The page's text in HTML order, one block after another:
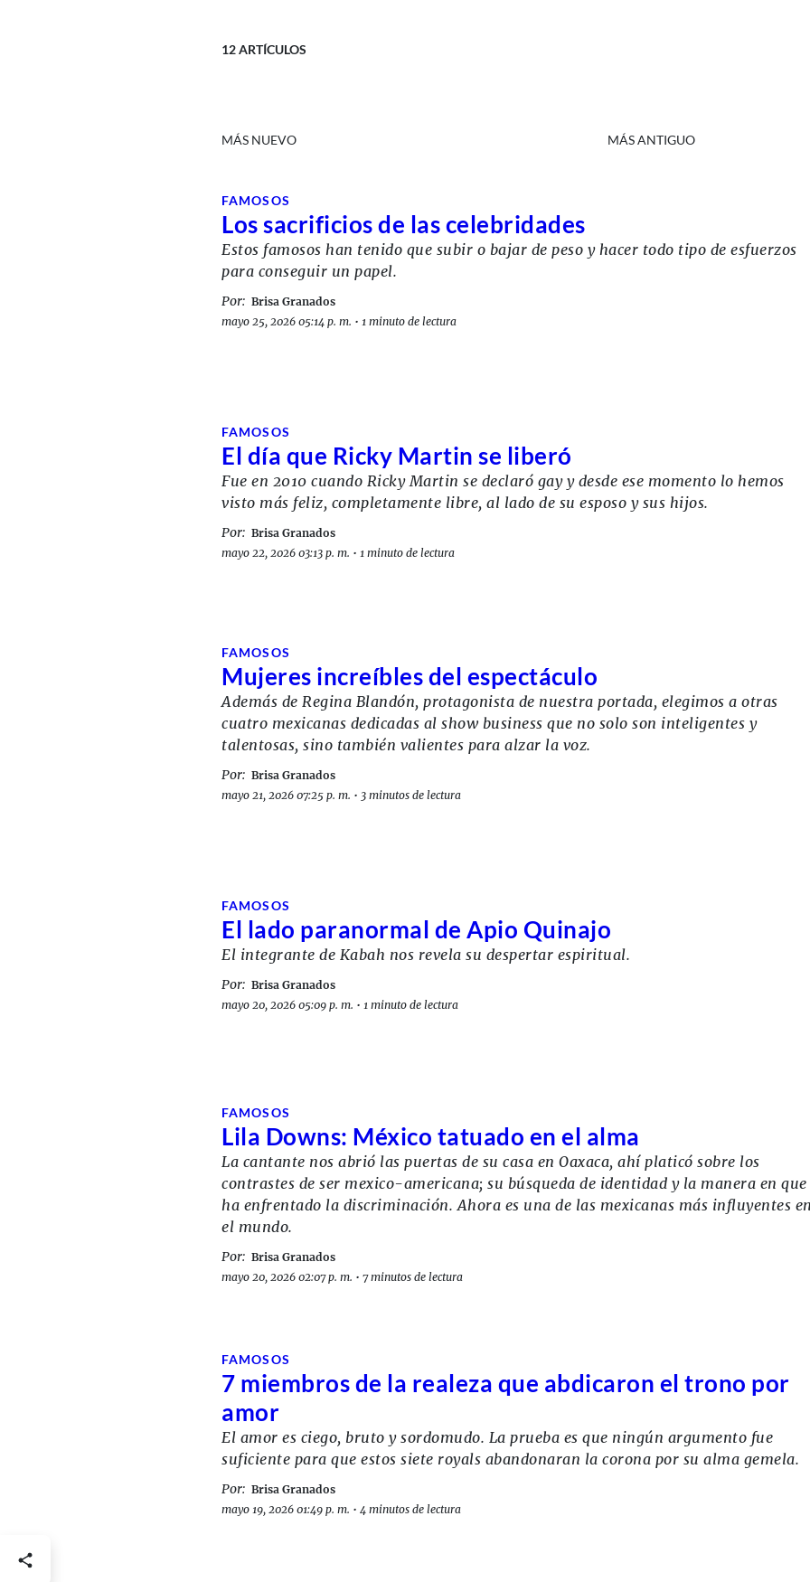
12ARTÍCULOS
MÁS NUEVO MÁS ANTIGUO
FAMOSOS
Los sacrificios de las celebridades
Estos famosos han tenido que subir o bajar de peso y hacer todo tipo de esfuerzos
para conseguir un papel.
Por: Brisa Granados
mayo 25, 2026 05:14 p. m. • 1 minuto de lectura
FAMOSOS
El día que Ricky Martin se liberó
Fue en 2010 cuando Ricky Martin se declaró gay y desde ese momento lo hemos
visto más feliz, completamente libre, al lado de su esposo y sus hijos.
Por: Brisa Granados
mayo 22, 2026 03:13 p. m. • 1 minuto de lectura
FAMOSOS
Mujeres increíbles del espectáculo
Además de Regina Blandón, protagonista de nuestra portada, elegimos a otras
cuatro mexicanas dedicadas al show business que no solo son inteligentes y
talentosas, sino también valientes para alzar la voz.
Por: Brisa Granados
mayo 21, 2026 07:25 p. m. • 3 minutos de lectura
FAMOSOS
El lado paranormal de Apio Quinajo
El integrante de Kabah nos revela su despertar espiritual.
Por: Brisa Granados
mayo 20, 2026 05:09 p. m. • 1 minuto de lectura
FAMOSOS
Lila Downs: México tatuado en el alma
La cantante nos abrió las puertas de su casa en Oaxaca, ahí platicó sobre los
contrastes de ser mexico-americana; su búsqueda de identidad y la manera en que
ha enfrentado la discriminación. Ahora es una de las mexicanas más influyentes
el mundo.
Por: Brisa Granados
mayo 20, 2026 02:07 p. m. • 7 minutos de lectura
FAMOSOS
7 miembros de la realeza que abdicaron el trono por
amor
El amor es ciego, bruto y sordomudo. La prueba es que ningún argumento fue
suficiente para que estos siete royals abandonaran la corona por su alma gemela.
Por: Brisa Granados
mayo 19, 2026 01:49 p. m. • 4 minutos de lectura